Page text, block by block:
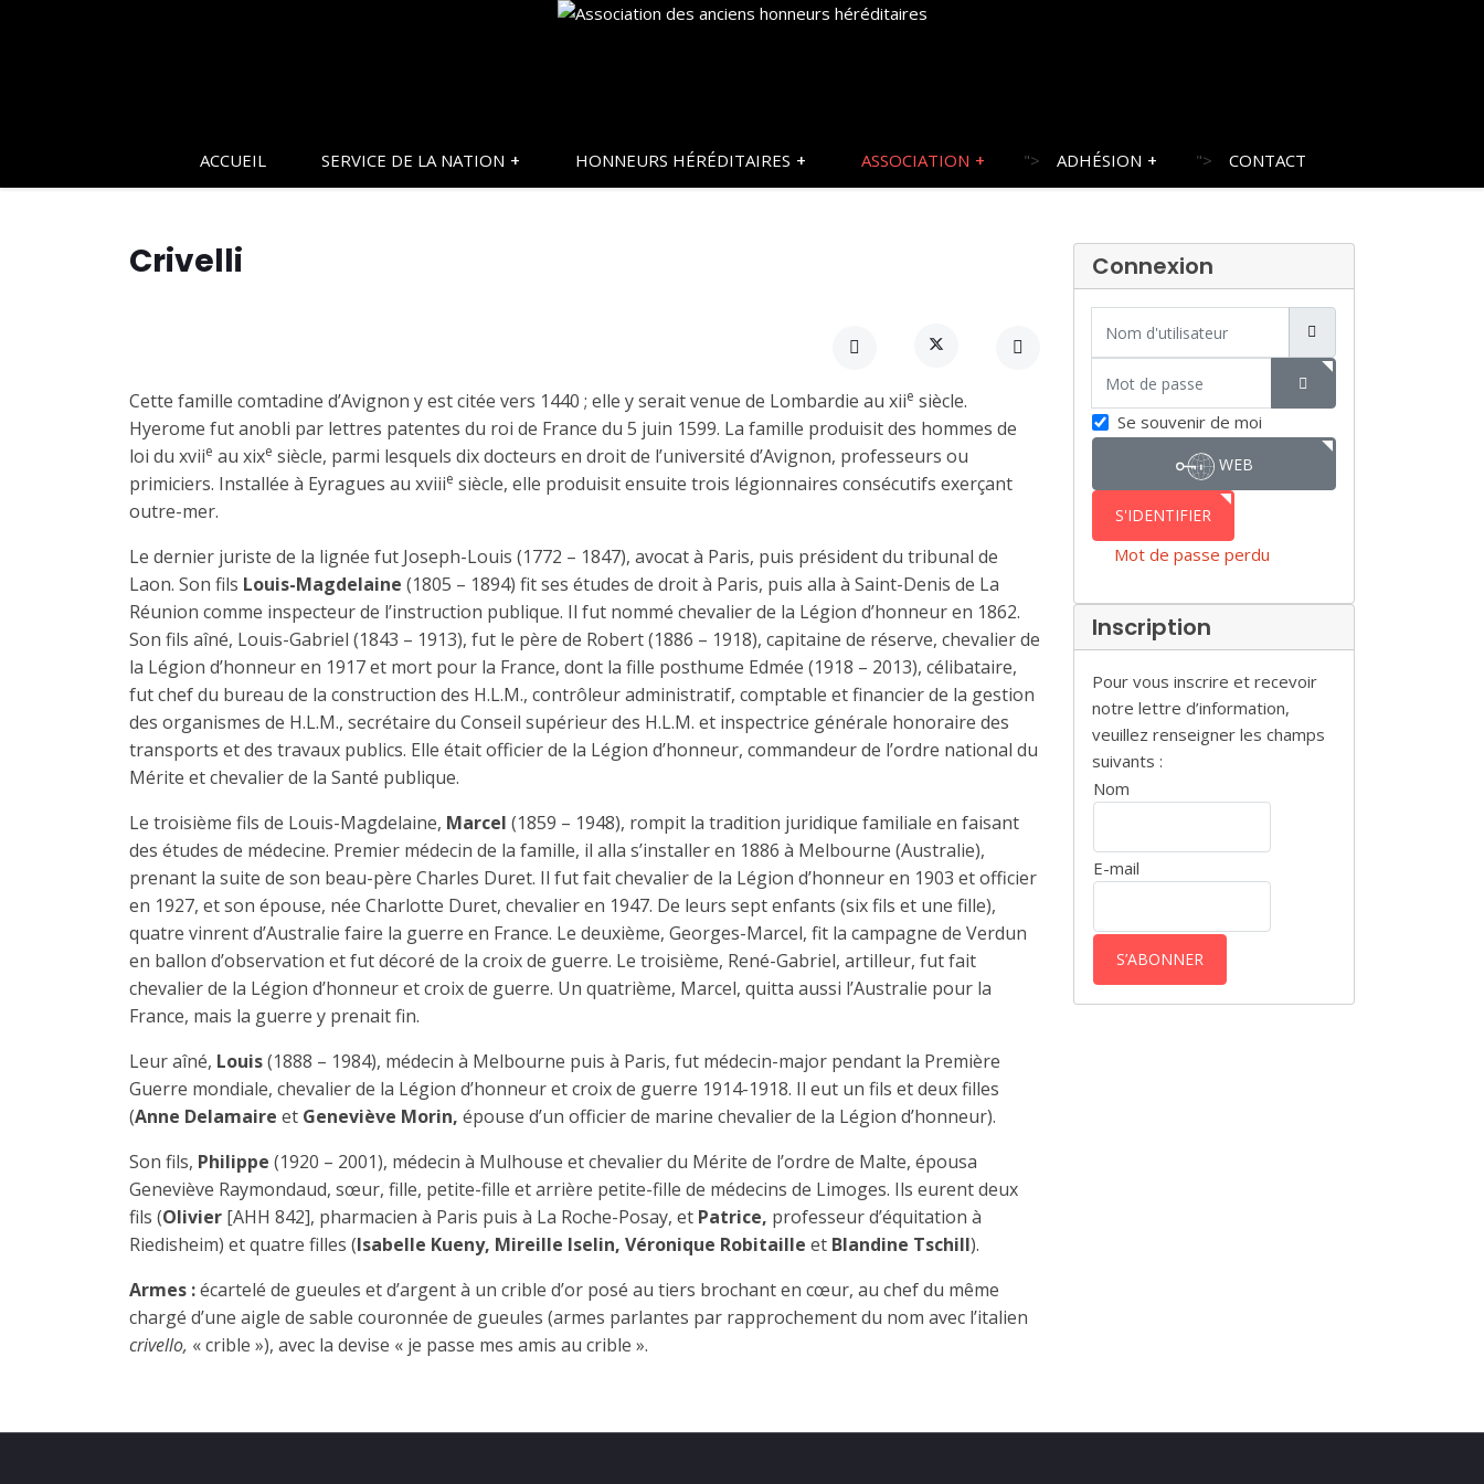
ACCUEIL SERVICE DE LA NATION HONNEURS HÉRÉDITAIRES ASSOCIATION "> ADHÉSION "> CONTACT
Crivelli
Cette famille comtadine d’Avignon y est citée vers 1440 ; elle y serait venue de Lombardie au xiie siècle.
Hyerome fut anobli par lettres patentes du roi de France du 5 juin 1599. La famille produisit des hommes de
loi du xviie au xixe siècle, parmi lesquels dix docteurs en droit de l’université d’Avignon, professeurs ou
primiciers. Installée à Eyragues au xviiie siècle, elle produisit ensuite trois légionnaires consécutifs exerçant
outre-mer.
Le dernier juriste de la lignée fut Joseph-Louis (1772 – 1847), avocat à Paris, puis prési­dent du tribunal de
Laon. Son fils Louis-Magdelaine (1805 – 1894) fit ses études de droit à Paris, puis alla à Saint-Denis de La
Réunion comme inspecteur de l’instruction publique. Il fut nommé chevalier de la Légion d’honneur en 1862.
Son fils aîné, Louis-Gabriel (1843 – 1913), fut le père de Robert (1886 – 1918), capitaine de réserve, chevalier de
la Légion d’honneur en 1917 et mort pour la France, dont la fille posthume Edmée (1918 – 2013), célibataire,
fut chef du bureau de la construction des H.L.M., contrôleur administratif, comptable et financier de la gestion
des organismes de H.L.M., secrétaire du Conseil supérieur des H.L.M. et inspectrice générale honoraire des
transports et des travaux publics. Elle était officier de la Légion d’honneur, commandeur de l’ordre national du
Mérite et chevalier de la Santé publique.
Le troisième fils de Louis-Magdelaine, Marcel (1859 – 1948), rompit la tradition juridique familiale en faisant
des études de médecine. Premier médecin de la famille, il alla s’installer en 1886 à Melbourne (Australie),
prenant la suite de son beau-père Charles Duret. Il fut fait chevalier de la Légion d’honneur en 1903 et officier
en 1927, et son épouse, née Charlotte Duret, chevalier en 1947. De leurs sept enfants (six fils et une fille),
quatre vinrent d’Australie faire la guerre en France. Le deuxième, Georges-Marcel, fit la campagne de Verdun
en ballon d’observation et fut décoré de la croix de guerre. Le troisième, René-Gabriel, artilleur, fut fait
chevalier de la Légion d’honneur et croix de guerre. Un quatrième, Marcel, quitta aussi l’Australie pour la
France, mais la guerre y prenait fin.
Leur aîné, Louis(1888 – 1984), médecin à Melbourne puis à Paris, fut médecin-major pendant la Première
Guerre mondiale, chevalier de la Légion d’honneur et croix de guerre 1914-1918. Il eut un fils et deux filles
(Anne Delamaire et Geneviève Morin, épouse d’un officier de marine chevalier de la Légion d’honneur).
Son fils, Philippe (1920 – 2001), médecin à Mulhouse et chevalier du Mérite de l’ordre de Malte, épousa
Geneviève Raymondaud, sœur, fille, petite-fille et arrière petite-fille de médecins de Limoges. Ils eurent deux
fils (Olivier [AHH 842], pharmacien à Paris puis à La Roche-Posay, et Patrice, professeur d’équitation à
Riedisheim) et quatre filles (Isabelle Kueny, Mireille Iselin, Véronique Robitaille et Blandine Tschill).
Armes :écartelé de gueules et d’argent à un crible d’or posé au tiers brochant en cœur, au chef du même
chargé d’une aigle de sable couronnée de gueules (armes parlantes par rapprochement du nom avec l’italien
crivello, « crible »), avec la devise « je passe mes amis au crible ».
Connexion
SHOW PASSWORD
Se souvenir de moi
WEB
AUTHENTICATION
S'IDENTIFIER
Mot de passe perdu
Inscription
Pour vous inscrire et recevoir
notre lettre d’information,
veuillez renseigner les champs
suivants :
Nom
E-mail